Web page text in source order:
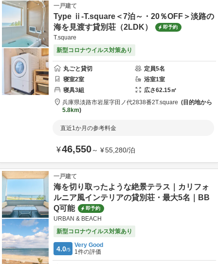
一戸建て
Type ⅱ-T.square＜7泊～・20％OFF＞淡路の
海を見渡す貸別荘（2LDK）
即予約
T.square
新型コロナウイルス対策あり
丸ごと貸切 定員5名
寝室2室 浴室1室
寝具3組 広さ62.15㎡
兵庫県淡路市岩屋字田ノ代2838番2T.square
目的地から
5.8km
直近1か月の参考料金
¥46,550～ ¥55,280/泊
一戸建て
海を切り取ったような絶景テラス｜カリフォ
ルニア風インテリアの貸別荘・最大5名｜BB
Q可能
即予約
URBAN & BEACH
新型コロナウイルス対策あり
4.0/5
Very Good
1件の評価